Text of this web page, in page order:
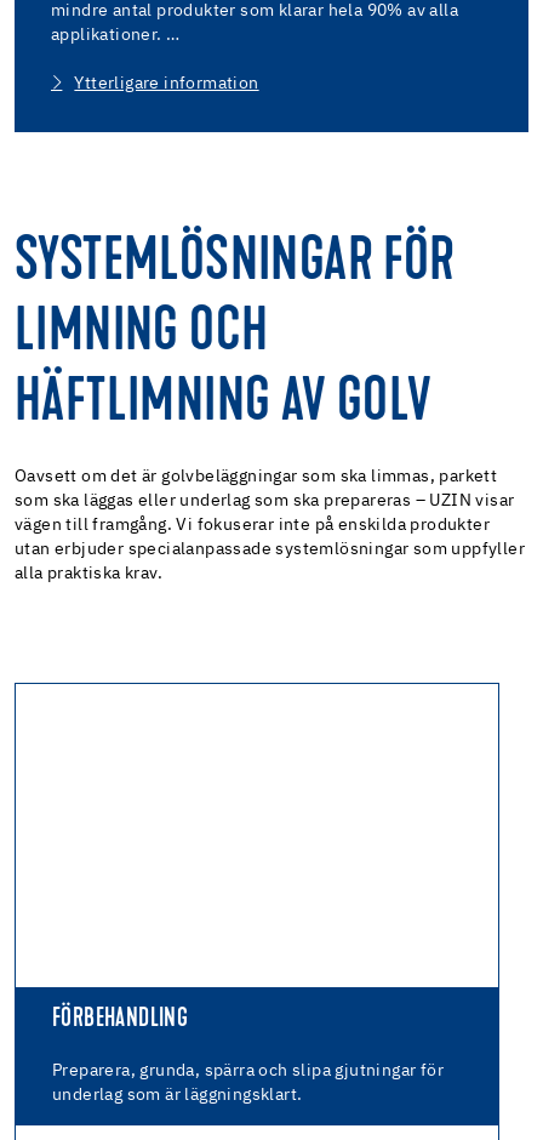
mindre antal produkter som klarar hela 90% av alla
applikationer. …
Ytterligare information
SYSTEMLÖSNINGAR FÖR
LIMNING OCH
HÄFTLIMNING AV GOLV
Oavsett om det är golvbeläggningar som ska limmas, parkett
som ska läggas eller underlag som ska prepareras – UZIN visar
vägen till framgång. Vi fokuserar inte på enskilda produkter
utan erbjuder specialanpassade systemlösningar som uppfyller
alla praktiska krav.
FÖRBEHANDLING
Preparera, grunda, spärra och slipa gjutningar för
underlag som är läggningsklart.